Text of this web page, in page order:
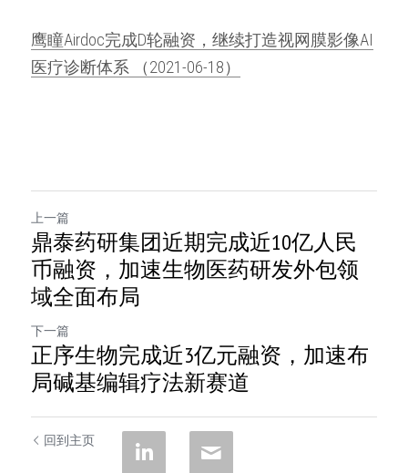
鹰瞳Airdoc完成D轮融资，继续打造视网膜影像AI
医疗诊断体系 （2021-06-18）
上一篇
鼎泰药研集团近期完成近10亿人民
币融资，加速生物医药研发外包领
域全面布局
下一篇
正序生物完成近3亿元融资，加速布
局碱基编辑疗法新赛道
回到主页